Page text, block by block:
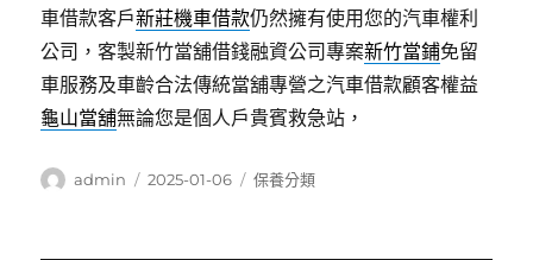
車借款客戶新莊機車借款仍然擁有使用您的汽車權利
公司，客製新竹當舖借錢融資公司專案新竹當鋪免留
車服務及車齡合法傳統當舖專營之汽車借款顧客權益
龜山當舖無論您是個人戶貴賓救急站，
作
admin
發
2025-01-06
分
保養分類